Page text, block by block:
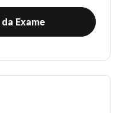
Exame